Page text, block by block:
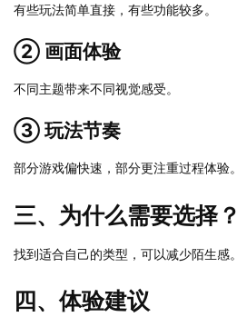
有些玩法简单直接，有些功能较多。
② 画面体验
不同主题带来不同视觉感受。
③ 玩法节奏
部分游戏偏快速，部分更注重过程体验。
三、为什么需要选择？
找到适合自己的类型，可以减少陌生感。
四、体验建议